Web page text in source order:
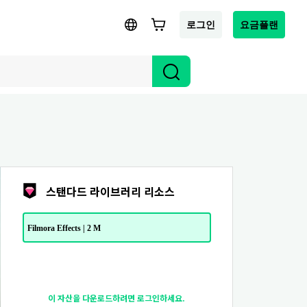
로그인 요금플랜
스탠다드 라이브러리 리소스
Filmora Effects | 2 M
이 자산을 다운로드하려면 로그인하세요.